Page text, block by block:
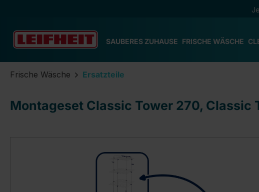
SAUBERES ZUHAUSE FRISCHE WÄSCHE
Frische Wäsche Ersatzteile
Montageset Classic Tower 270,